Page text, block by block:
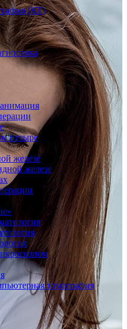
(КТ)
пузыре
железе
железе
томография